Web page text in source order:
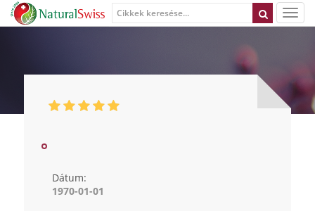
Dátum:
1970-01-01